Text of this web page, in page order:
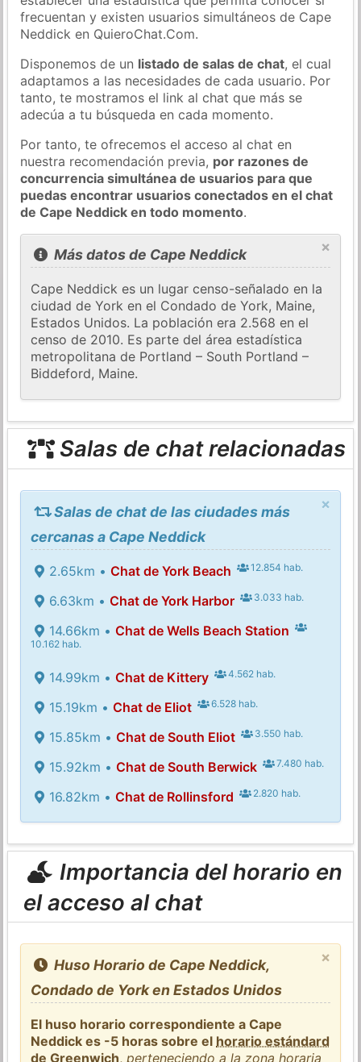
frecuentan y existen usuarios simultáneos de Cape
Neddick en QuieroChat.Com.
Disponemos de un listado de salas de chat, el cual
adaptamos a las necesidades de cada usuario. Por
tanto, te mostramos el link al chat que más se
adecúa a tu búsqueda en cada momento.
Por tanto, te ofrecemos el acceso al chat en
nuestra recomendación previa, por razones de
concurrencia simultánea de usuarios para que
puedas encontrar usuarios conectados en el chat
de Cape Neddick en todo momento.
×
Más datos de Cape Neddick
Cape Neddick es un lugar censo-señalado en la
ciudad de York en el Condado de York, Maine,
Estados Unidos. La población era 2.568 en el
censo de 2010. Es parte del área estadística
metropolitana de Portland – South Portland –
Biddeford, Maine.
Salas de chat relacionadas
×
Salas de chat de las ciudades más
cercanas a Cape Neddick
2.65km • Chat de York Beach 12.854 hab.
6.63km • Chat de York Harbor 3.033 hab.
14.66km • Chat de Wells Beach Station
10.162 hab.
14.99km • Chat de Kittery 4.562 hab.
15.19km • Chat de Eliot 6.528 hab.
15.85km • Chat de South Eliot 3.550 hab.
15.92km • Chat de South Berwick 7.480 hab.
16.82km • Chat de Rollinsford 2.820 hab.
Importancia del horario en
el acceso al chat
×
Huso Horario de Cape Neddick,
Condado de York en Estados Unidos
El huso horario correspondiente a Cape
Neddick es -5 horas sobre el horario estándard
de Greenwich,perteneciendo a la zona horaria